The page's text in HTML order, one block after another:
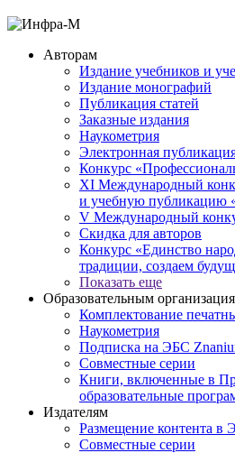
Авторам
Издание учебников и
Издание монографий
Публикация статей
Заказные издания
Наукометрия
Электронная
Конкурс
XI Международный
и учебную публикацию
V Международный
Скидка для авторов
Конкурс «Единство
традиции, создаем
Показать еще
Образовательным
Комплектование
Наукометрия
Подписка на ЭБС
Совместные серии
Книги, включенные в
образовательные
Издателям
Размещение контента в
Совместные серии